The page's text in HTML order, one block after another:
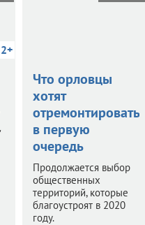
Что орловцы
хотят
отремонтировать
в первую
очередь
Продолжается выбор
общественных
территорий, которые
благоустроят в 2020
году.